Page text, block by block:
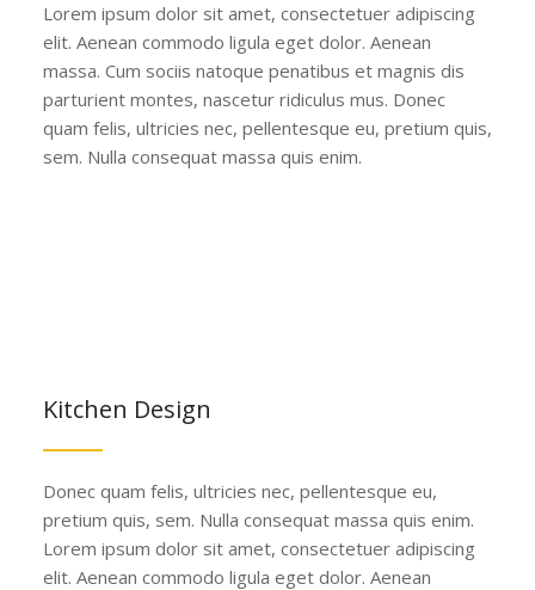
Lorem ipsum dolor sit amet, consectetuer adipiscing
elit. Aenean commodo ligula eget dolor. Aenean
massa. Cum sociis natoque penatibus et magnis dis
parturient montes, nascetur ridiculus mus. Donec
quam felis, ultricies nec, pellentesque eu, pretium quis,
sem. Nulla consequat massa quis enim.
Kitchen Design
Donec quam felis, ultricies nec, pellentesque eu,
pretium quis, sem. Nulla consequat massa quis enim.
Lorem ipsum dolor sit amet, consectetuer adipiscing
elit. Aenean commodo ligula eget dolor. Aenean